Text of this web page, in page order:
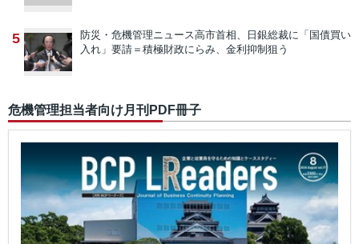
5 防災・危機管理ニュース高市首相、日銀総裁に「国債買い
入れ」要請＝積極財政にらみ、金利抑制狙う
危機管理担当者向け月刊PDF冊子